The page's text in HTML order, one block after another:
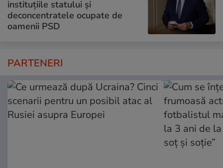
instituțiile statului și
deconcentratele ocupate de
oamenii PSD
PARTENERI